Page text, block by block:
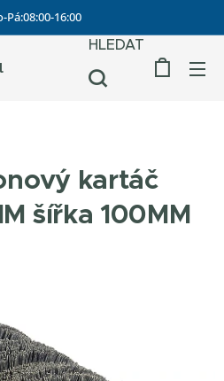
Pá:08:00-16:00
HLEDAT
kartáč
šířka 100MM